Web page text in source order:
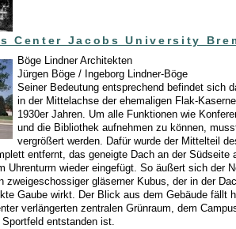
Center Jacobs University
Böge Lindner Architekten
Jürgen Böge / Ingeborg Lindner-Böge
Seiner Bedeutung entsprechend befindet sich
in der Mittelachse der ehemaligen Flak-
1930er Jahren. Um alle Funktionen wie
und die Bibliothek aufnehmen zu können,
vergrößert werden. Dafür wurde der Mittelteil
entfernt, das geneigte Dach an der Südseite
Uhrenturm wieder eingefügt. So äußert sich der
zweigeschossiger gläserner Kubus, der in der
Gaube wirkt. Der Blick aus dem Gebäude fällt
verlängerten zentralen Grünraum, dem
Sportfeld entstanden ist.